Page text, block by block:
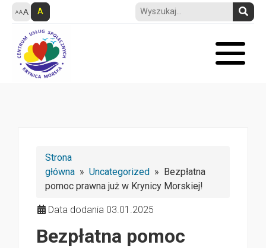
A
Strona
główna » Uncategorized » Bezpłatna
pomoc prawna już w Krynicy Morskiej!
Data dodania 03.01.2025
Bezpłatna pomoc